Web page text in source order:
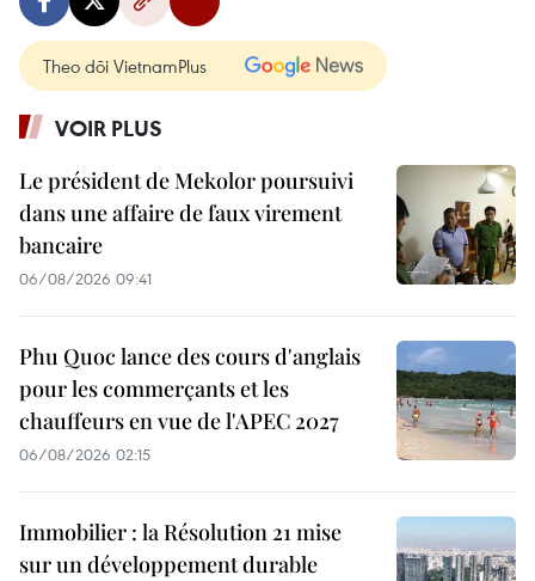
Theo dõi VietnamPlus
VOIR PLUS
Le président de Mekolor poursuivi
dans une affaire de faux virement
bancaire
06/08/2026 09:41
Phu Quoc lance des cours d'anglais
pour les commerçants et les
chauffeurs en vue de l'APEC 2027
06/08/2026 02:15
Immobilier : la Résolution 21 mise
sur un développement durable